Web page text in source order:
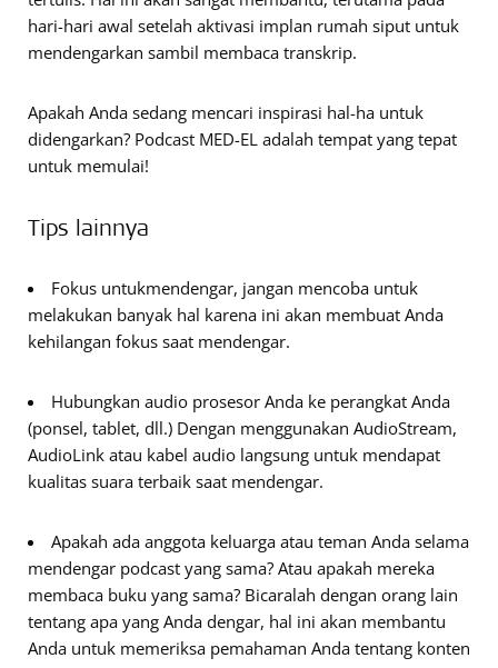
hari-hari awal setelah aktivasi implan rumah siput untuk
mendengarkan sambil membaca transkrip.
Apakah Anda sedang mencari inspirasi hal-ha untuk
didengarkan? Podcast MED-EL adalah tempat yang tepat
untuk memulai!
Tips lainnya
Fokus untukmendengar, jangan mencoba untuk
melakukan banyak hal karena ini akan membuat Anda
kehilangan fokus saat mendengar.
Hubungkan audio prosesor Anda ke perangkat Anda
(ponsel, tablet, dll.) Dengan menggunakan AudioStream,
AudioLink atau kabel audio langsung untuk mendapat
kualitas suara terbaik saat mendengar.
Apakah ada anggota keluarga atau teman Anda selama
mendengar podcast yang sama? Atau apakah mereka
membaca buku yang sama? Bicaralah dengan orang lain
tentang apa yang Anda dengar, hal ini akan membantu
Anda untuk memeriksa pemahaman Anda tentang konten